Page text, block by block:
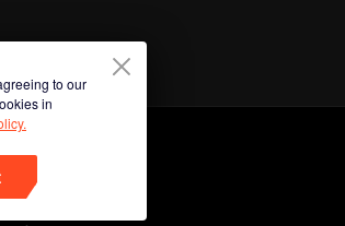
to our
in